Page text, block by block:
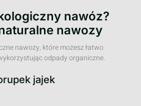
nawóz?
nawozy
nawozy, które możesz łatwo
odpady organiczne.
jajek